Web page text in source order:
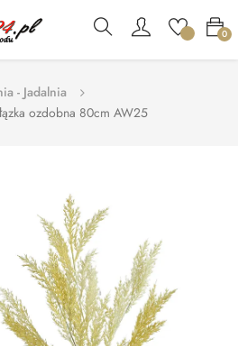
0
- Jadalnia
ozdobna 80cm AW25